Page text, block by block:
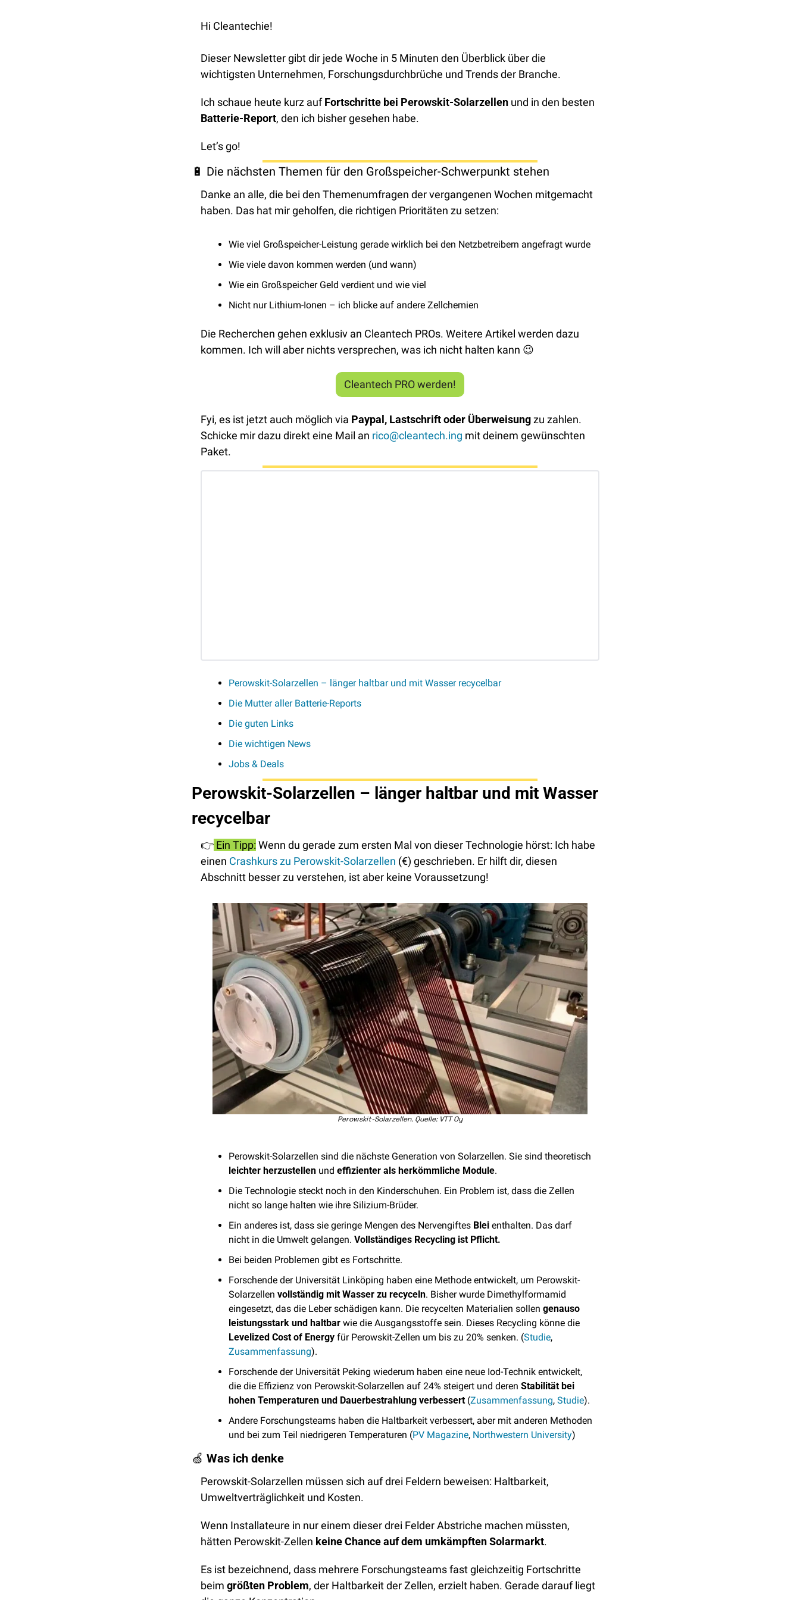
Hi Cleantechie!
Dieser Newsletter gibt dir jede Woche in 5 Minuten den Überblick über die
wichtigsten Unternehmen, Forschungsdurchbrüche und Trends der Branche.
Ich schaue heute kurz auf Fortschritte bei Perowskit-Solarzellen
Batterie-Report, den ich bisher gesehen habe.
Let’s go!
🔋 Die nächsten Themen für den Großspeicher-Schwerpunkt stehen
Danke an alle, die bei den Themenumfragen der vergangenen Wochen mitgemacht
haben. Das hat mir geholfen, die richtigen Prioritäten zu setzen:
Wie viel Großspeicher-Leistung gerade wirklich bei den Netzbetreibern angefragt wurde
Wie viele davon kommen werden (und wann)
Wie ein Großspeicher Geld verdient und wie viel
Nicht nur Lithium-Ionen – ich blicke auf andere Zellchemien
Die Recherchen gehen exklusiv an Cleantech PROs. Weitere Artikel werden dazu
kommen. Ich will aber nichts versprechen, was ich nicht halten kann 😉
Cleantech PRO werden!
Fyi, es ist jetzt auch möglich via Paypal, Lastschrift oder Überweisung zu zahlen.
Schicke mir dazu direkt eine Mail an rico@cleantech.ing mit deinem gewünschten
Paket.
Perowskit-Solarzellen – länger haltbar und mit Wasser recycelbar
Die Mutter aller Batterie-Reports
Die guten Links
Die wichtigen News
Jobs & Deals
Perowskit-Solarzellen – länger haltbar und mit Wasser
recycelbar
👉 Ein Tipp: Wenn du gerade zum ersten Mal von dieser Technologie hörst: Ich habe
einen Crashkurs zu Perowskit-Solarzellen (€) geschrieben. Er hilft dir, diesen
Abschnitt besser zu verstehen, ist aber keine Voraussetzung!
Perowskit-Solarzellen. Quelle: VTT Oy
leichter herzustellen und effizienter als herkömmliche Module.
Die Technologie steckt noch in den Kinderschuhen. Ein Problem ist, dass die Zellen
nicht so lange halten wie ihre Silizium-Brüder.
Ein anderes ist, dass sie geringe Mengen des Nervengiftes Blei enthalten. Das darf
nicht in die Umwelt gelangen. Vollständiges Recycling ist Pflicht.
Bei beiden Problemen gibt es Fortschritte.
Forschende der Universität Linköping haben eine Methode entwickelt, um Perowskit-
Solarzellen vollständig mit Wasser zu recyceln. Bisher wurde Dimethylformamid
eingesetzt, das die Leber schädigen kann. Die recycelten Materialien sollen genauso
leistungsstark und haltbar
Levelized Cost of Energy für Perowskit-Zellen um bis zu 20% senken. (Studie
Zusammenfassung).
Forschende der Universität Peking wiederum haben eine neue Iod-Technik entwickelt,
die die Effizienz von Perowskit-Solarzellen auf 24% steigert und deren Stabilität bei
hohen Temperaturen und Dauerbestrahlung verbessert (Zusammenfassung, Studie).
Andere Forschungsteams haben die Haltbarkeit verbessert, aber mit anderen Methoden
und bei zum Teil niedrigeren Temperaturen (PV Magazine, Northwestern University)
🍏 Was ich denke
Perowskit-Solarzellen müssen sich auf drei Feldern beweisen: Haltbarkeit,
Umweltverträglichkeit und Kosten.
Wenn Installateure in nur einem dieser drei Felder Abstriche machen müssten,
hätten Perowskit-Zellen keine Chance auf dem umkämpften Solarmarkt.
Es ist bezeichnend, dass mehrere Forschungsteams fast gleichzeitig Fortschritte
beim größten Problem, der Haltbarkeit der Zellen, erzielt haben. Gerade darauf liegt